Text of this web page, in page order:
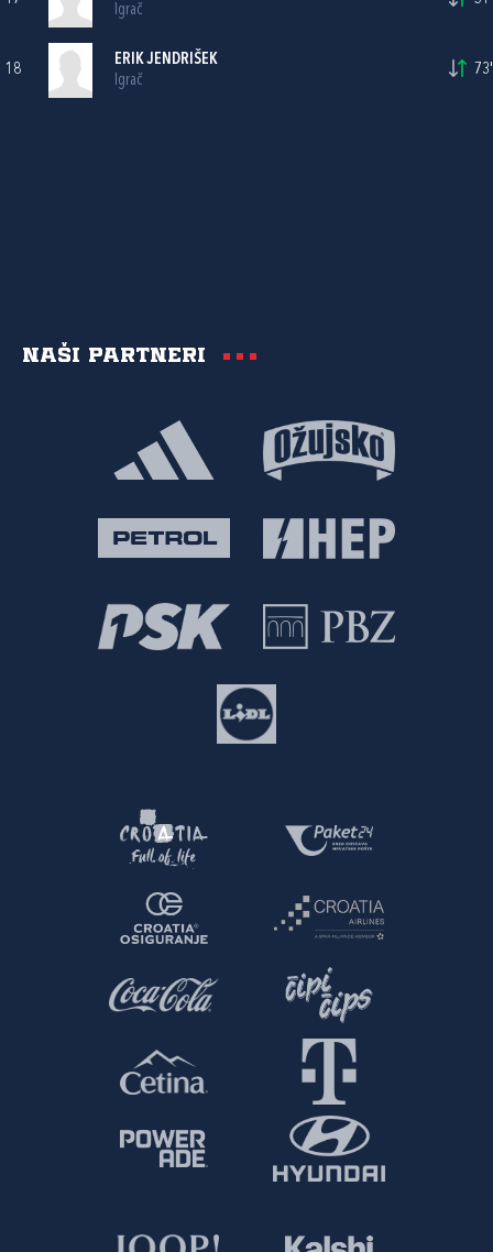
Igrač
18
ERIK JENDRIŠEK
Igrač
73'
Naši partneri